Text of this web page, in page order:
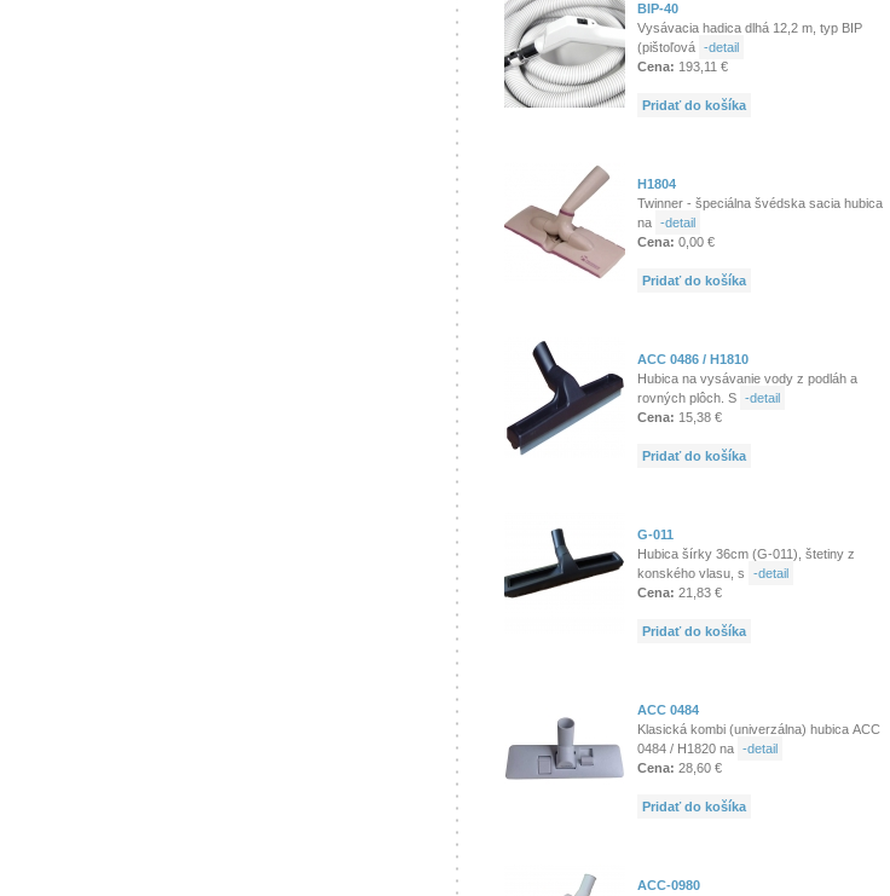
BIP-40
Vysávacia hadica dlhá 12,2 m, typ BIP
(pištoľová -detail
Cena: 193,11 €
Pridať do košíka
H1804
Twinner - špeciálna švédska sacia hubica
na -detail
Cena: 0,00 €
Pridať do košíka
ACC 0486 / H1810
Hubica na vysávanie vody z podláh a
rovných plôch. S -detail
Cena: 15,38 €
Pridať do košíka
G-011
Hubica šírky 36cm (G-011), štetiny z
konského vlasu, s
-detail
Cena: 21,83 €
Pridať do košíka
ACC 0484
Klasická kombi (univerzálna) hubica ACC
0484 / H1820 na -detail
Cena: 28,60 €
Pridať do košíka
ACC-0980